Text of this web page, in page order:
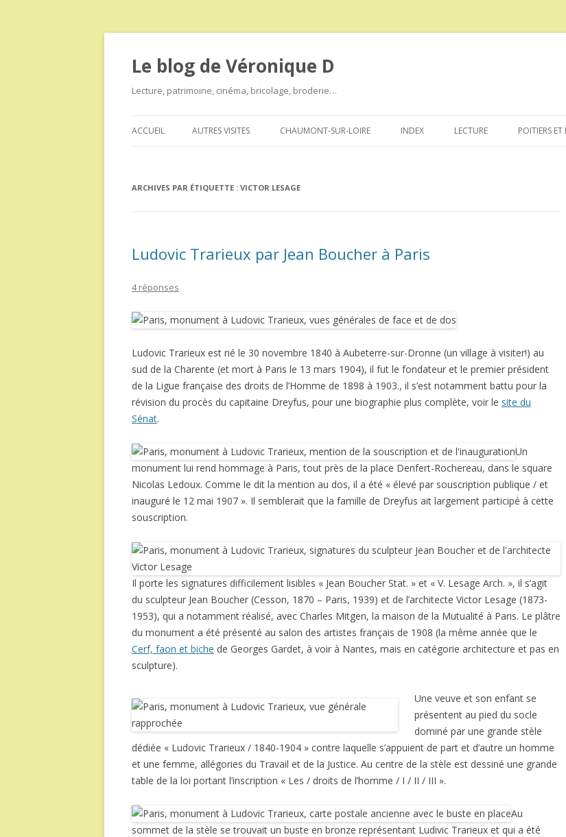
Le blog de Véronique D
Lecture, patrimoine, cinéma, bricolage, broderie…
au
ACCUEIL AUTRES VISITES CHAUMONT-SUR-LOIRE INDEX LECTURE POITIERS
ARCHIVES PAR ÉTIQUETTE : VICTOR LESAGE
Ludovic Trarieux par Jean Boucher à Paris
4 réponses
Ludovic Trarieux est né le 30 novembre 1840 à Aubeterre-sur-Dronne (un village à visiter!) au
sud de la Charente (et mort à Paris le 13 mars 1904), il fut le fondateur et le premier président
de la Ligue française des droits de l’Homme de 1898 à 1903., il s’est notamment battu pour la
révision du procès du capitaine Dreyfus, pour une biographie plus complète, voir le site du
Sénat.
Un
monument lui rend hommage à Paris, tout près de la place Denfert-Rochereau, dans le square
Nicolas Ledoux. Comme le dit la mention au dos, il a été « élevé par souscription publique / et
inauguré le 12 mai 1907 ». Il semblerait que la famille de Dreyfus ait largement participé à cette
souscription.
Il porte les signatures difficilement lisibles « Jean Boucher Stat. » et « V. Lesage Arch. », il s’agit
du sculpteur Jean Boucher (Cesson, 1870 – Paris, 1939) et de l’architecte Victor Lesage (1873-
1953), qui a notamment réalisé, avec Charles Mitgen, la maison de la Mutualité à Paris. Le plâtre
du monument a été présenté au salon des artistes français de 1908 (la même année que le
Cerf, faon et biche de Georges Gardet, à voir à Nantes, mais en catégorie architecture et pas en
sculpture).
Une veuve et son enfant se
présentent au pied du socle
dominé par une grande stèle
dédiée « Ludovic Trarieux / 1840-1904 » contre laquelle s’appuient de part et d’autre un homme
et une femme, allégories du Travail et de la Justice. Au centre de la stèle est dessiné une grande
table de la loi portant l’inscription « Les / droits de l’homme / I / II / III ».
Au
sommet de la stèle se trouvait un buste en bronze représentant Ludivic Trarieux et qui a été